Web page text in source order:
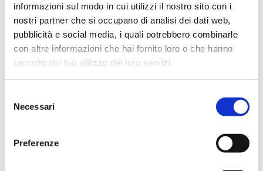
informazioni sul modo in cui utilizzi il nostro sito con i
nostri partner che si occupano di analisi dei dati web,
pubblicità e social media, i quali potrebbero combinarle
con altre informazioni che hai fornito loro o che hanno
raccolto dal tuo utilizzo dei loro servizi.
delNecessari
Preferenze
Torna a "I nostri relatori"
I suoi workshop in STEP